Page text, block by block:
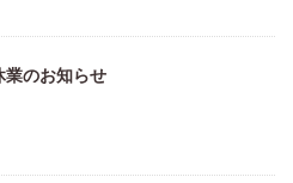
のお知らせ